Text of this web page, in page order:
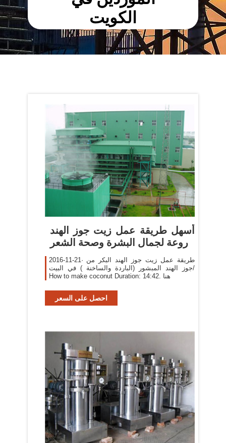
الكويت
‫أسهل طريقة عمل زيت جوز الهند
روعة لجمال البشرة وصحة الشعر
2016-11-21· طريقة عمل زيت جوز الهند البكر من
جوز الهند المبشور (الباردة والساخنة ) في البيت/
How to make coconut Duration: 14:42. هنا
احصل على السعر